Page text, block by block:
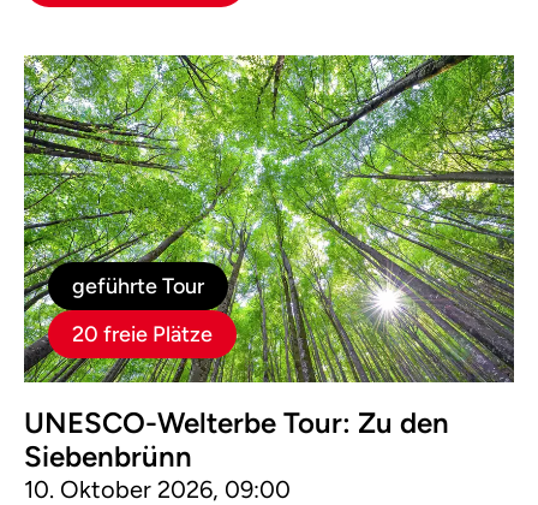
geführte Tour
20 freie Plätze
UNESCO-Welterbe Tour: Zu den
Siebenbrünn
10. Oktober 2026, 09:00